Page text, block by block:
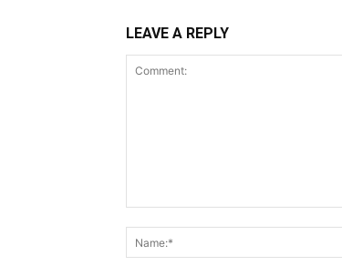
LEAVE A REPLY